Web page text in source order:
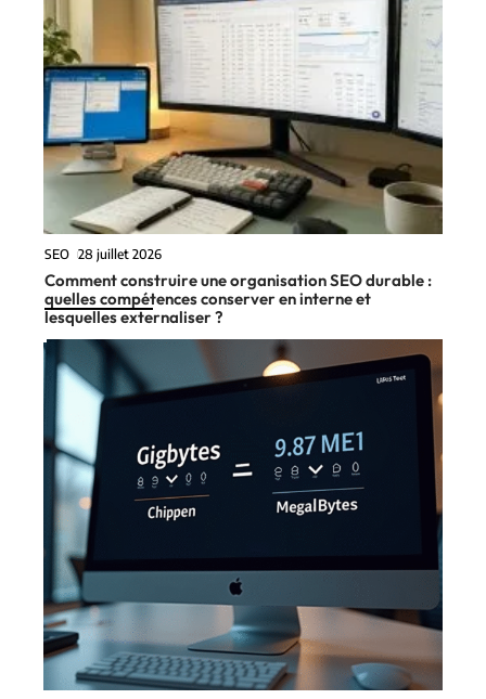
SEO 28 juillet 2026
Comment construire une organisation SEO durable :
quelles compétences conserver en interne et
lesquelles externaliser ?